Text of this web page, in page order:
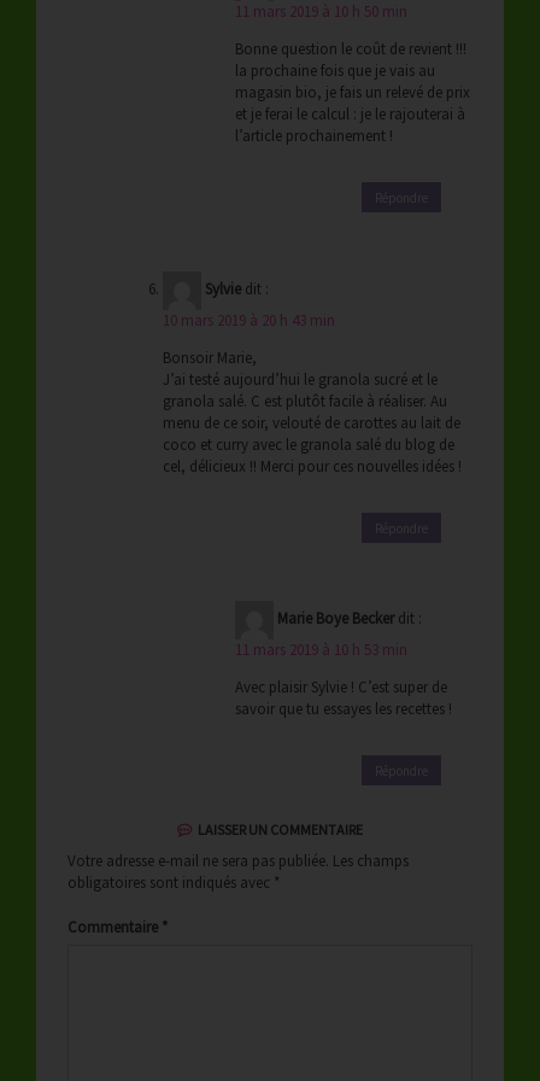
11 mars 2019 à 10 h 50 min
Bonne question le coût de revient !!!
la prochaine fois que je vais au
magasin bio, je fais un relevé de prix
et je ferai le calcul : je le rajouterai à
l’article prochainement !
Sylvie dit :
10 mars 2019 à 20 h 43 min
Bonsoir Marie,
J’ai testé aujourd’hui le granola sucré et le
granola salé. C est plutôt facile à réaliser. Au
menu de ce soir, velouté de carottes au lait de
coco et curry avec le granola salé du blog de
cel, délicieux !! Merci pour ces nouvelles idées !
Marie Boye Becker dit :
11 mars 2019 à 10 h 53 min
Avec plaisir Sylvie ! C’est super de
savoir que tu essayes les recettes !
LAISSER UN COMMENTAIRE
Votre adresse e-mail ne sera pas publiée. Les champs
obligatoires sont indiqués avec *
Commentaire *